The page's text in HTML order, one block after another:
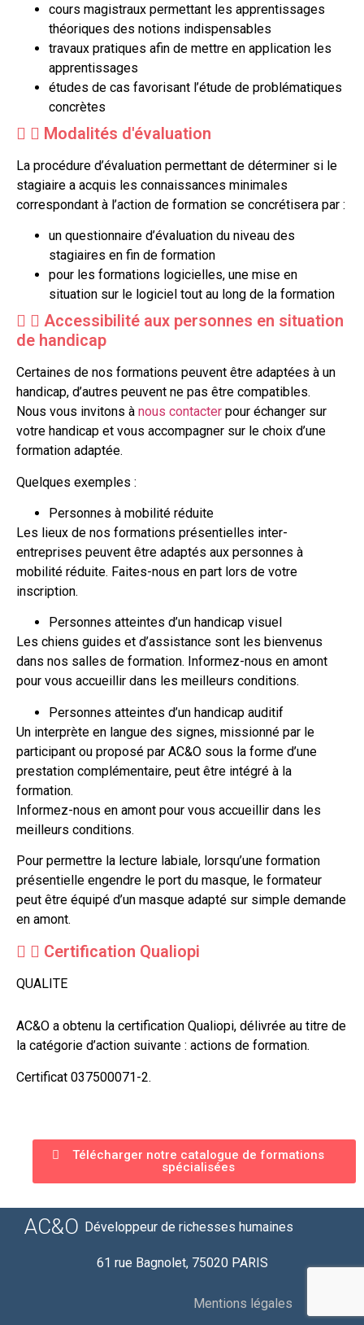
cours magistraux permettant les apprentissages
théoriques des notions indispensables
travaux pratiques afin de mettre en application les
apprentissages
études de cas favorisant l’étude de problématiques
concrètes
Modalités d'évaluation
La procédure d’évaluation permettant de déterminer si le
stagiaire a acquis les connaissances minimales
correspondant à l’action de formation se concrétisera par :
un questionnaire d’évaluation du niveau des
stagiaires en fin de formation
pour les formations logicielles, une mise en
situation sur le logiciel tout au long de la formation
Accessibilité aux personnes en situation
de handicap
Certaines de nos formations peuvent être adaptées à un
handicap, d’autres peuvent ne pas être compatibles.
Nous vous invitons à nous contacter pour échanger sur
votre handicap et vous accompagner sur le choix d’une
formation adaptée.
Quelques exemples :
Personnes à mobilité réduite
Les lieux de nos formations présentielles inter-
entreprises peuvent être adaptés aux personnes à
mobilité réduite. Faites-nous en part lors de votre
inscription.
Personnes atteintes d’un handicap visuel
Les chiens guides et d’assistance sont les bienvenus
dans nos salles de formation. Informez-nous en amont
pour vous accueillir dans les meilleurs conditions.
Personnes atteintes d’un handicap auditif
Un interprète en langue des signes, missionné par le
participant ou proposé par AC&O sous la forme d’une
prestation complémentaire, peut être intégré à la
formation.
Informez-nous en amont pour vous accueillir dans les
meilleurs conditions.
Pour permettre la lecture labiale, lorsqu’une formation
présentielle engendre le port du masque, le formateur
peut être équipé d’un masque adapté sur simple demande
en amont.
Certification Qualiopi
QUALITE
AC&O a obtenu la certification Qualiopi, délivrée au titre de
la catégorie d’action suivante : actions de formation.
Certificat 037500071-2.
Télécharger notre catalogue de formations
spécialisées
AC&O Développeur de richesses humaines
61 rue Bagnolet, 75020 PARIS
Mentions légales